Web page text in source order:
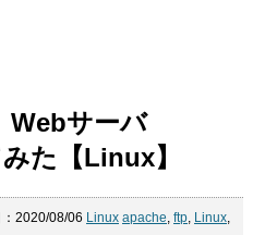
Webサーバ
た【Linux】
2020/08/06 Linux apache, ftp, Linux,